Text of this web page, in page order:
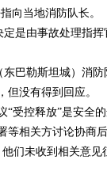
向当地消防队长。
是由事故处理指
巴勒斯坦城）消防
但没有得到回应。
受控释放”是安全
等相关方讨论协商
们未收到相关意